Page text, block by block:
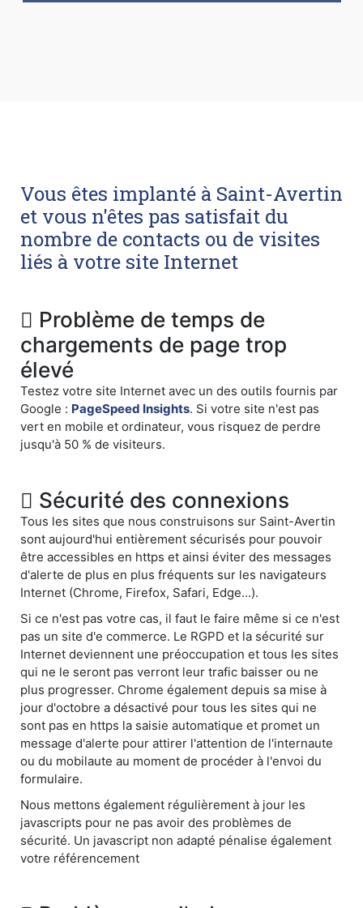
Vous êtes implanté à Saint-Avertin
et vous n'êtes pas satisfait du
nombre de contacts ou de visites
liés à votre site Internet
Problème de temps de
chargements de page trop
élevé
Testez votre site Internet avec un des outils fournis par
Google : PageSpeed Insights. Si votre site n'est pas
vert en mobile et ordinateur, vous risquez de perdre
jusqu'à 50 % de visiteurs.
Sécurité des connexions
Tous les sites que nous construisons sur Saint-Avertin
sont aujourd'hui entièrement sécurisés pour pouvoir
être accessibles en https et ainsi éviter des messages
d'alerte de plus en plus fréquents sur les navigateurs
Internet (Chrome, Firefox, Safari, Edge...).
Si ce n'est pas votre cas, il faut le faire même si ce n'est
pas un site d'e commerce. Le RGPD et la sécurité sur
Internet deviennent une préoccupation et tous les sites
qui ne le seront pas verront leur trafic baisser ou ne
plus progresser. Chrome également depuis sa mise à
jour d'octobre a désactivé pour tous les sites qui ne
sont pas en https la saisie automatique et promet un
message d'alerte pour attirer l'attention de l'internaute
ou du mobilaute au moment de procéder à l'envoi du
formulaire.
Nous mettons également régulièrement à jour les
javascripts pour ne pas avoir des problèmes de
sécurité. Un javascript non adapté pénalise également
votre référencement